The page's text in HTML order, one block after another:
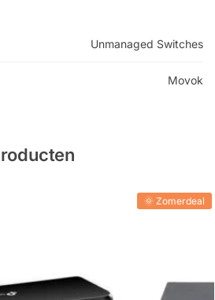
Unmanaged Switches
Movok
🌞 Zomerdeal